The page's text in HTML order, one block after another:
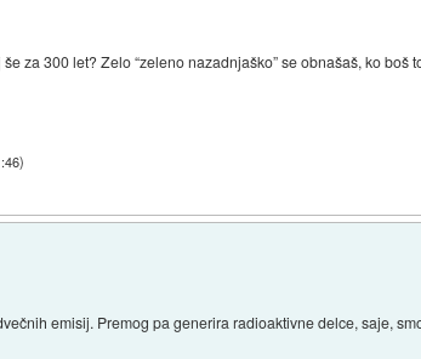
za 300 let? Zelo “zeleno nazadnjaško” se obnašaš, ko
)
emisij. Premog pa generira radioaktivne delce, saje,